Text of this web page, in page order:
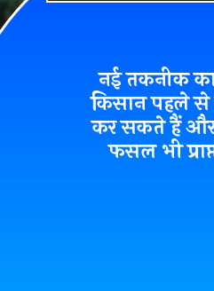
नई
किसान
कर सकते हैं
फसल भी